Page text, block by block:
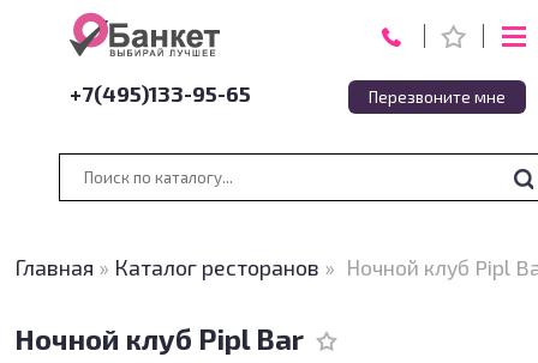
+7(495)133-95-65 Перезвоните мне
Главная » Каталог ресторанов » Ночной клуб Pipl
Ночной клуб Pipl Bar